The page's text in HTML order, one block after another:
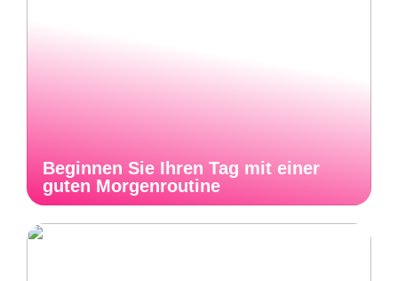
Beginnen Sie Ihren Tag mit einer
guten Morgenroutine